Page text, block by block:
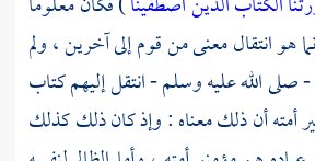
هو انتقال معنى من قوم إلى آخرين ، ولم
صلى الله عليه وسلم - انتقل إليهم كتاب
أمته أن ذلك معناه : وإذ كان ذلك كذلك